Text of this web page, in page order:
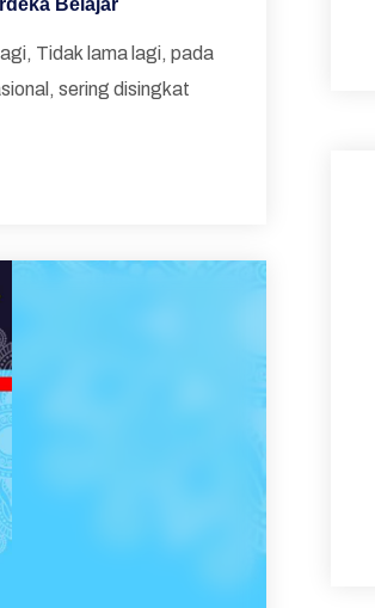
Belajar
Tidak lama lagi, pada
sering disingkat